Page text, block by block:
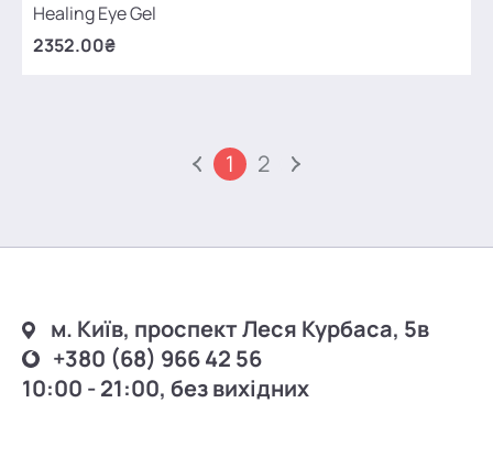
Healing Eye Gel
2352.00₴
1 2
м. Київ, проспект Леся Курбаса, 5в
+380 (68) 966 42 56
10:00 - 21:00, без вихідних